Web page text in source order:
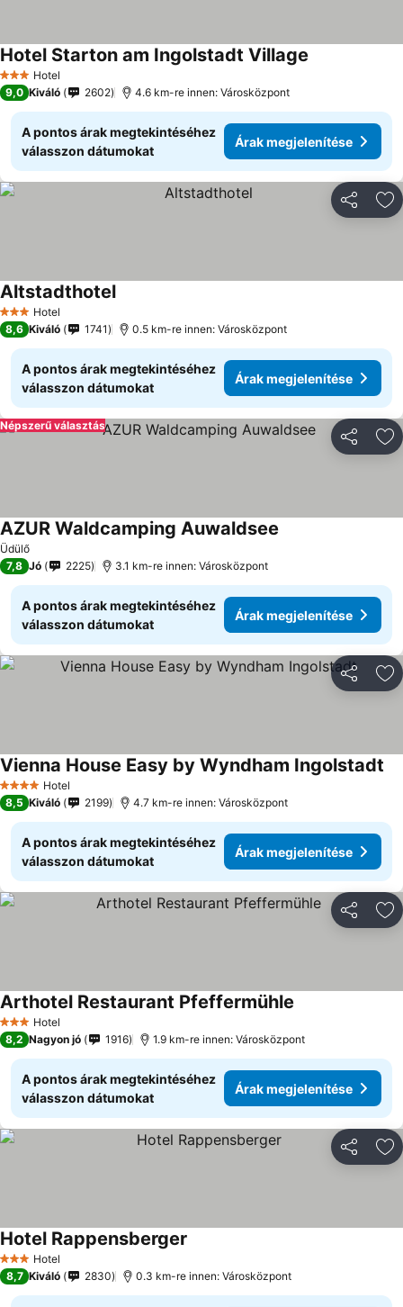
3 Kategória
Hotel
Hotel Starton am Ingolstadt Village
9,0 Kiváló 2602 4.6 km-re innen: Városközpont
A pontos árak megtekintéséhez
válasszon dátumokat
Árak megjelenítése
3 Kategória
Hotel
Altstadthotel
8,6 Kiváló 1741 0.5 km-re innen: Városközpont
A pontos árak megtekintéséhez
válasszon dátumokat
Árak megjelenítése
Népszerű választás
Üdülő
AZUR Waldcamping Auwaldsee
7,8 Jó 2225 3.1 km-re innen: Városközpont
A pontos árak megtekintéséhez
válasszon dátumokat
Árak megjelenítése
4 KategóriaHotel
Vienna House Easy by Wyndham Ingolstadt
8,5 Kiváló 2199 4.7 km-re innen: Városközpont
A pontos árak megtekintéséhez
válasszon dátumokat
Árak megjelenítése
3 Kategória
Hotel
Arthotel Restaurant Pfeffermühle
8,2 Nagyon jó 1916 1.9 km-re innen: Városközpont
A pontos árak megtekintéséhez
válasszon dátumokat
Árak megjelenítése
3 Kategória
Hotel
Hotel Rappensberger
8,7 Kiváló 2830 0.3 km-re innen: Városközpont